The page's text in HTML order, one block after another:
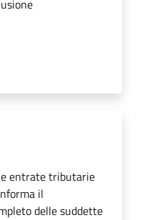
entrate tributarie
il
delle suddette